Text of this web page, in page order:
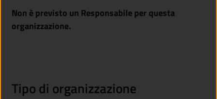
Non è previsto un Responsabile per questa
organizzazione.
Tipo di organizzazione